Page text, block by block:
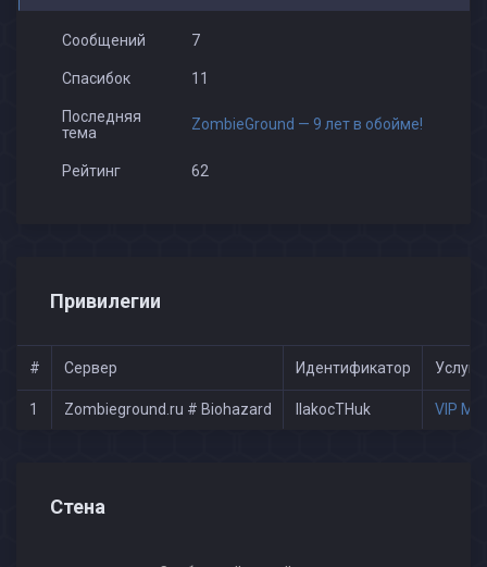
Сообщений 7
Спасибок 11
Последняя
тема
ZombieGround — 9 лет в обойме!
Рейтинг 62
Привилегии
# Сервер Идентификатор Услуги
1 Zombieground.ru # Biohazard IIakocTHuk VIP
Стена